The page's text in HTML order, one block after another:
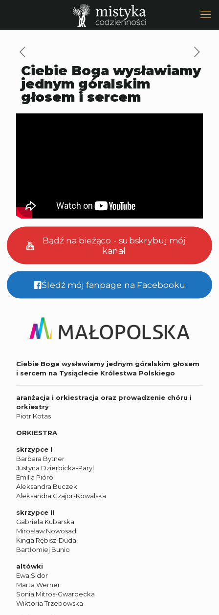
Ciebie Boga wysławiamy
jednym góralskim
głosem i sercem
Bądź na bieżąco - subskrybuj mój
kanał
Śledź mój fanpage na Facebooku
Ciebie Boga wysławiamy jednym góralskim głosem
i sercem na Tysiąclecie Królestwa Polskiego
aranżacja i orkiestracja oraz prowadzenie chóru i
orkiestry
Piotr Kotas
ORKIESTRA
skrzypce I
Barbara Bytner
Justyna Dzierbicka-Paryl
Emilia Pióro
Aleksandra Buczek
Aleksandra Czajor-Kowalska
skrzypce II
Gabriela Kubarska
Mirosław Nowosad
Kinga Rębisz-Duda
Bartłomiej Bunio
altówki
Ewa Sidor
Marta Werner
Sonia Mitros-Gwardecka
Wiktoria Trzebowska